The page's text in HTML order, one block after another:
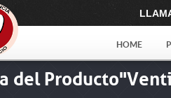
HOME
del